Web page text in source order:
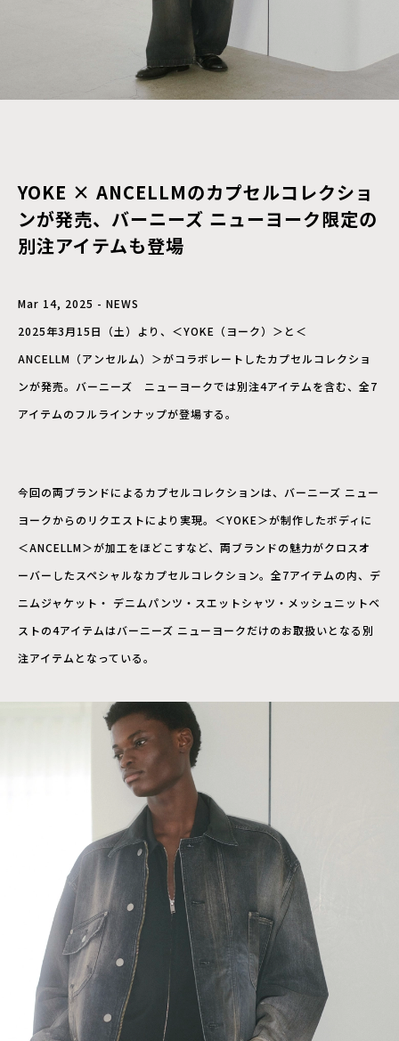
YOKE × ANCELLMのカプセルコレクショ
ンが発売、バーニーズ ニューヨーク限定の
別注アイテムも登場
Mar 14, 2025 - NEWS
2025年3月15日（土）より、＜YOKE（ヨーク）＞と＜
ANCELLM（アンセルム）＞がコラボレートしたカプセルコレクショ
ンが発売。バーニーズ ニューヨークでは別注4アイテムを含む、全7
アイテムのフルラインナップが登場する。
今回の両ブランドによるカプセルコレクションは、バーニーズ ニュー
ヨークからのリクエストにより実現。＜YOKE＞が制作したボディに
＜ANCELLM＞が加工をほどこすなど、両ブランドの魅力がクロスオ
ーバーしたスペシャルなカプセルコレクション。全7アイテムの内、デ
ニムジャケット・ デニムパンツ・スエットシャツ・メッシュニットベ
ストの4アイテムはバーニーズ ニューヨークだけのお取扱いとなる別
注アイテムとなっている。